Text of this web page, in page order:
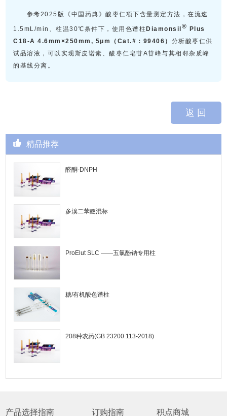
参考2025版《中国药典》酸枣仁项下含量测定方法，在流速
1.5mL/min、柱温30℃条件下，使用色谱柱 Diamonsil ® Plus
C18-A 4.6mm×250mm, 5μm（Cat.#：99406） 分析酸枣仁供
试品溶液，可以实现斯皮诺素、酸枣仁皂苷A苷峰与其相邻杂质峰
的基线分离。
返 回
精品推荐
醛酮-DNPH
多溴二苯醚混标
ProElut SLC ——五氯酚钠专用柱
糖/有机酸色谱柱
208种农药(GB 23200.113-2018)
产品选择指南 订购指南 积点商城